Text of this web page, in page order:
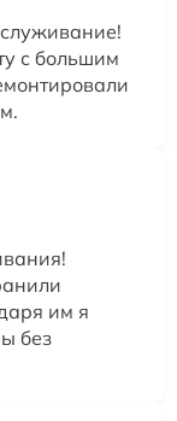
с большим
им я
без